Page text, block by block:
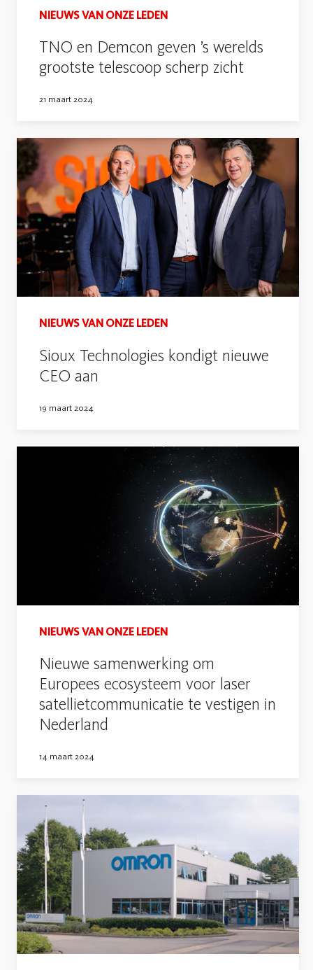
NIEUWS VAN ONZE LEDEN
TNO en Demcon geven ’s werelds
grootste telescoop scherp zicht
21 maart 2024
NIEUWS VAN ONZE LEDEN
Sioux Technologies kondigt nieuwe
CEO aan
19 maart 2024
NIEUWS VAN ONZE LEDEN
Nieuwe samenwerking om
Europees ecosysteem voor laser
satellietcommunicatie te vestigen in
Nederland
14 maart 2024